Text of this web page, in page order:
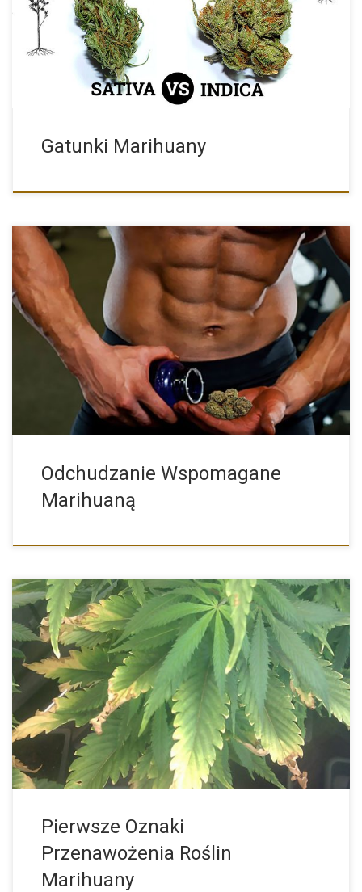
każdym […]
Gatunki Marihuany
Czy to prawda że odchudzanie może być wspomagane
marihuaną? Na […]
Odchudzanie Wspomagane
Marihuaną
Do prawidłowego rozwoju konopie indyjskie potrzebują
niezbędnych pierwiastków tak jak […]
Pierwsze Oznaki
Przenawożenia Roślin
Marihuany